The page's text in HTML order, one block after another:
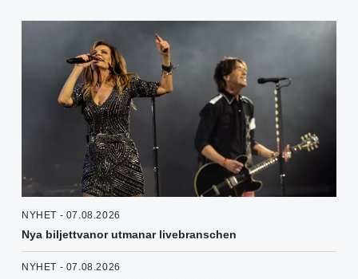
NYHET - 07.08.2026
Nya biljettvanor utmanar livebranschen
NYHET - 07.08.2026